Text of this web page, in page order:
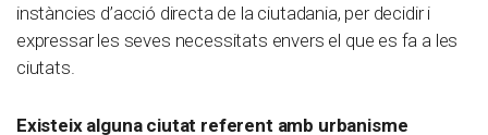
instàncies d’acció directa de la ciutadania, per decidir i
expressar les seves necessitats envers el que es fa a les
ciutats.
Existeix alguna ciutat referent amb urbanisme